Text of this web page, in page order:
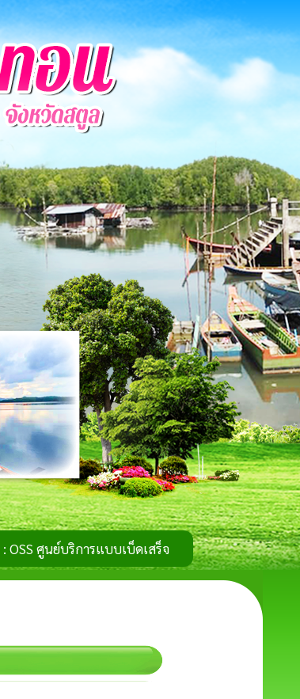
One Stop Service : OSS ศูนย์บริการแบบเบ็ดเสร็จ